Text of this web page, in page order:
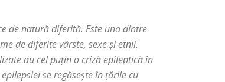
de natură diferită. Este una dintre
de diferite vârste, sexe și etnii.
au cel puțin o criză epileptică în
se regăsește în țările cu